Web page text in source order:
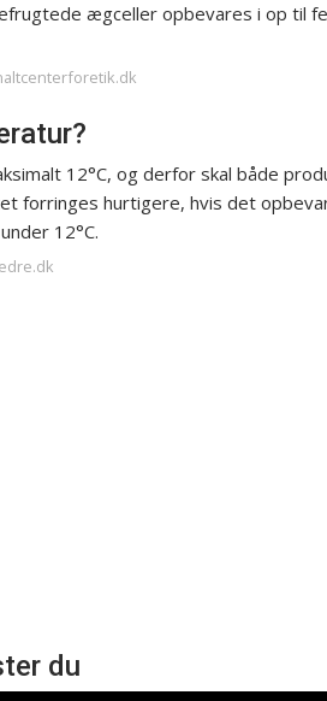
ægceller opbevares i op til
12°C, og derfor skal både
forringes hurtigere, hvis det
12°C.
du